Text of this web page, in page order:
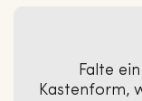
Falte
Kastenform,